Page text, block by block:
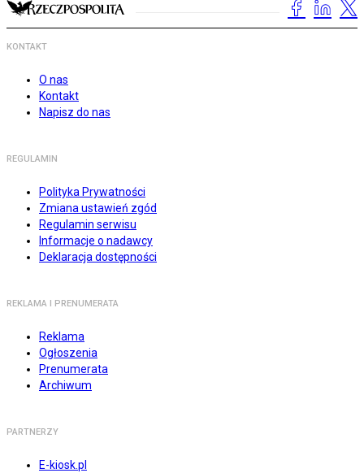
KONTAKT
O nas
Kontakt
Napisz do nas
REGULAMIN
Polityka Prywatności
Zmiana ustawień zgód
Regulamin serwisu
Informacje o nadawcy
Deklaracja dostępności
REKLAMA I PRENUMERATA
Reklama
Ogłoszenia
Prenumerata
Archiwum
PARTNERZY
E-kiosk.pl